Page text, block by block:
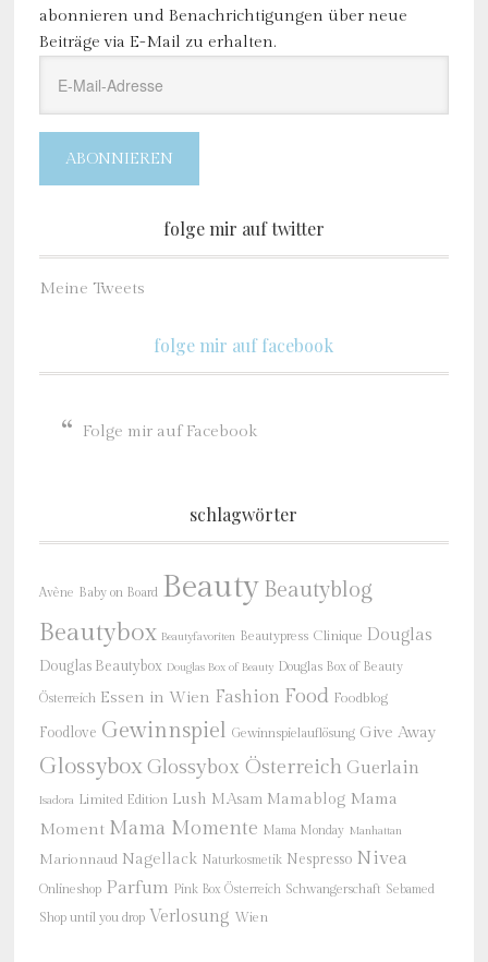
abonnieren und Benachrichtigungen über neue
Beiträge via E-Mail zu erhalten.
Mail-
Adresse
ABONNIEREN
folge mir auf twitter
Meine Tweets
folge mir auf facebook
Folge mir auf Facebook
schlagwörter
Avène Baby on Board Beauty Beautyblog
Beautybox Beautyfavoriten Beautypress Clinique Douglas
Douglas Beautybox Douglas Box of Beauty Douglas Box of Beauty
Österreich Essen in Wien Fashion Food Foodblog
Foodlove Gewinnspiel Gewinnspielauflösung Give Away
GlossyboxGlossybox Österreich Guerlain
Isadora Limited Edition Lush M.Asam Mamablog Mama
Moment Mama Momente Mama Monday Manhattan
Marionnaud Nagellack Naturkosmetik Nespresso Nivea
Onlineshop Parfum Pink Box Österreich Schwangerschaft Sebamed
Shop until you drop Verlosung Wien